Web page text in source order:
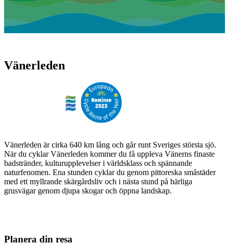
Vänerleden
Vänerleden är cirka 640 km lång och går runt Sveriges största sjö.
När du cyklar Vänerleden kommer du få uppleva Vänerns finaste
badstränder, kulturupplevelser i världsklass och spännande
naturfenomen. Ena stunden cyklar du genom pittoreska småstäder
med ett myllrande skärgårdsliv och i nästa stund på härliga
grusvägar genom djupa skogar och öppna landskap.
Planera din resa